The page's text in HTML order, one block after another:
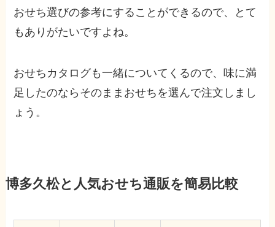
おせち選びの参考にすることができるので、とて
もありがたいですよね。
おせちカタログも一緒についてくるので、味に満
足したのならそのままおせちを選んで注文しまし
ょう。
博多久松と人気おせち通販を簡易比較